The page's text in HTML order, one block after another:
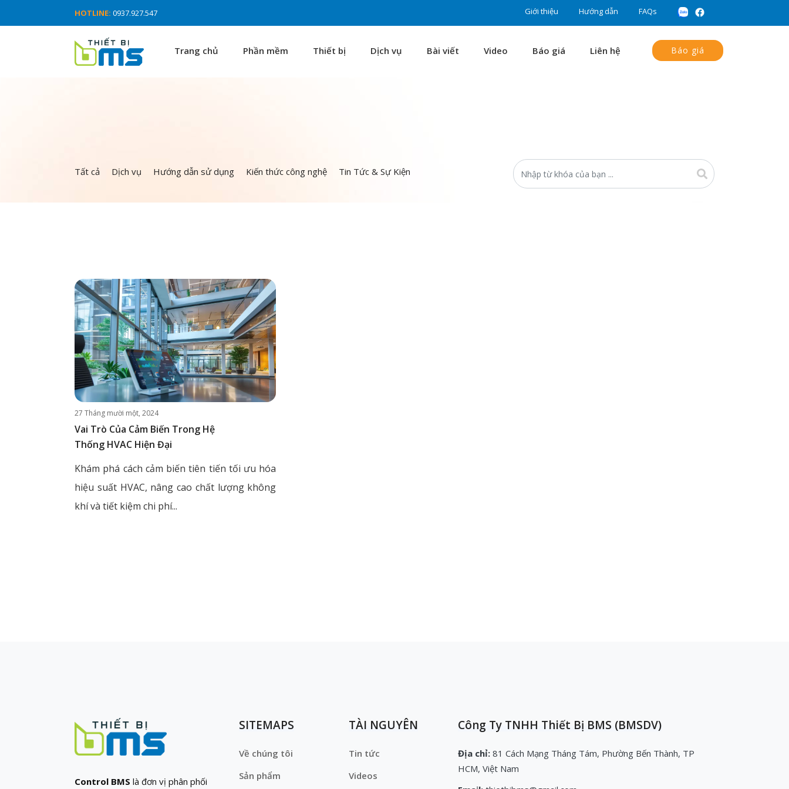
HOTLINE: 0937.927.547 Giới thiệu Hướng dẫn FAQs
Trang chủ Phần mềm Thiết bị Dịch vụ Bài viết Video Báo giá Liên hệ Báo giá
Tất cả Dịch vụ Hướng dẫn sử dụng Kiến thức công nghệ Tin Tức & Sự Kiện
27 Tháng mười một, 2024
Vai Trò Của Cảm Biến Trong Hệ
Thống HVAC Hiện Đại
Khám phá cách cảm biến tiên tiến tối ưu hóa
hiệu suất HVAC, nâng cao chất lượng không
khí và tiết kiệm chi phí...
Control BMS là đơn vị phân phối
SITEMAPS
Về chúng tôi
Sản phẩm
TÀI NGUYÊN
Tin tức
Videos
Công Ty TNHH Thiết Bị BMS (BMSDV)
Địa chỉ: 81 Cách Mạng Tháng Tám, Phường Bến Thành, TP
HCM, Việt Nam